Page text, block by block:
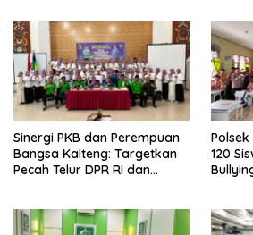
Sinergi PKB dan Perempuan
Bangsa Kalteng: Targetkan
Pecah Telur DPR RI dan
120